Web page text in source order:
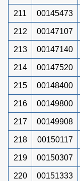
211 00145473
212 00147107
213 00147140
214 00147520
215 00148400
216 00149800
217 00149908
218 00150117
219 00150307
220 00151333